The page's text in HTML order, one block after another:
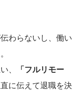
わらないし、働い
、
「フルリモー
に伝えて退職を決